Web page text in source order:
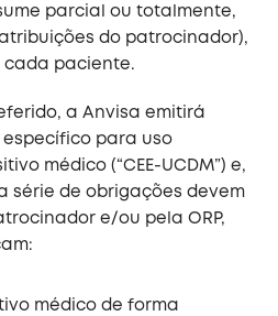
parcial ou totalmente,
do patrocinador),
cada paciente.
a Anvisa emitirá
para uso
médico (“CEE-UCDM”) e,
série de obrigações devem
e/ou pela ORP,
médico de forma